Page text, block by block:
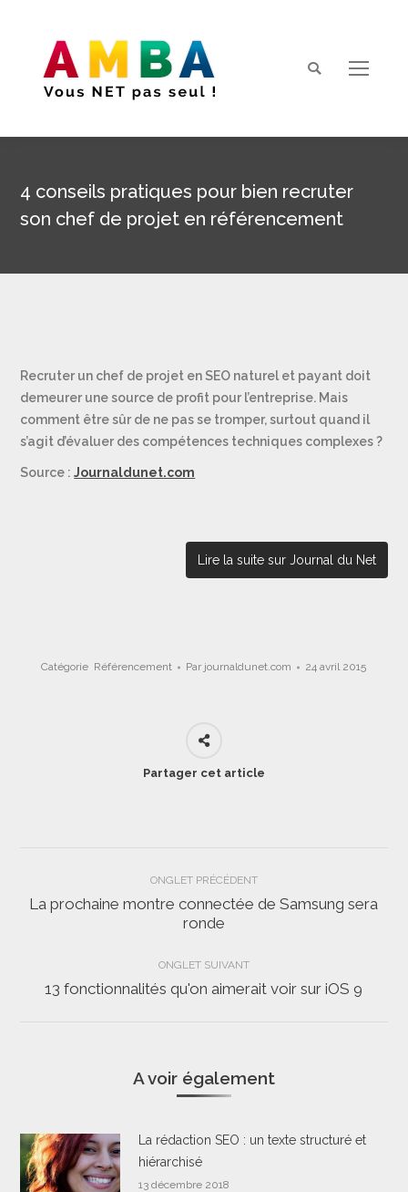
Search:
4 conseils pratiques pour bien recruter
son chef de projet en référencement
Recruter un chef de projet en SEO naturel et payant doit
demeurer une source de profit pour l’entreprise. Mais
comment être sûr de ne pas se tromper, surtout quand il
s’agit d’évaluer des compétences techniques complexes ?
Source :Journaldunet.com
Lire la suite sur Journal du Net
Catégorie Référencement Par journaldunet.com 24 avril 2015
Partager cet article
Navigation
de
ONGLET PRÉCÉDENT
Onglet
La prochaine montre connectée de Samsung sera
ronde
ONGLET SUIVANT
Onglet
13 fonctionnalités qu'on aimerait voir sur iOS 9
A voir également
La rédaction SEO : un texte structuré et
hiérarchisé
13 décembre 2018